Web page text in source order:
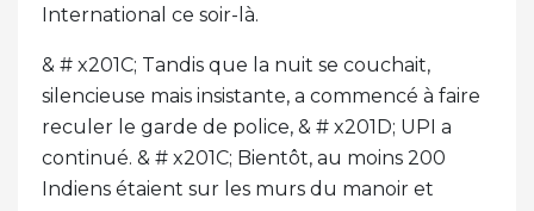
International ce soir-là.
& # x201C; Tandis que la nuit se couchait,
silencieuse mais insistante, a commencé à faire
reculer le garde de police, & # x201D; UPI a
continué. & # x201C; Bientôt, au moins 200
Indiens étaient sur les murs du manoir et